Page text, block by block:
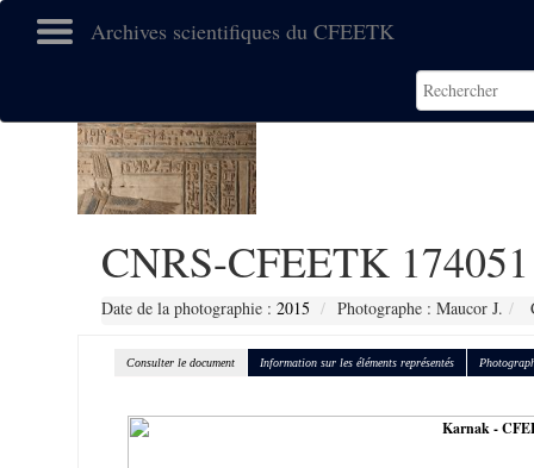
Archives scientifiques du CFEETK
CNRS-CFEETK 174051
Date de la photographie : 2015 Photographe : Maucor J.
Consulter le document Information sur les éléments représentés